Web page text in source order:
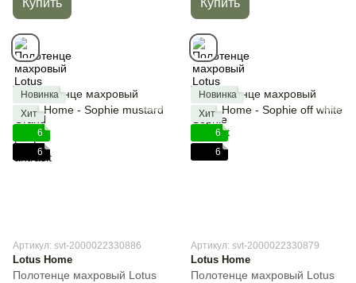
Новинка
Хит
6
6
Артикул: svt-2000022330886
Lotus Home
Полотенце махровый Lotus
Новинка
Хит
6
6
Артикул: svt-2000022330879
Lotus Home
Полотенце махровый Lotus